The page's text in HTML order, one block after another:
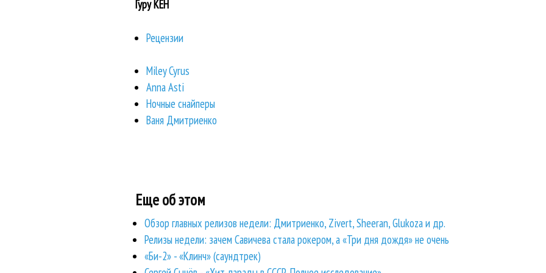
Гуру КЕН
Рецензии
Miley Cyrus
Anna Asti
Ночные снайперы
Ваня Дмитриенко
Еще об этом
Обзор главных релизов недели: Дмитриенко, Zivert, Sheeran, Glukoza и др.
Релизы недели: зачем Савичева стала рокером, а «Три дня дождя» не очень
«Би-2» - «Клинч» (саундтрек)